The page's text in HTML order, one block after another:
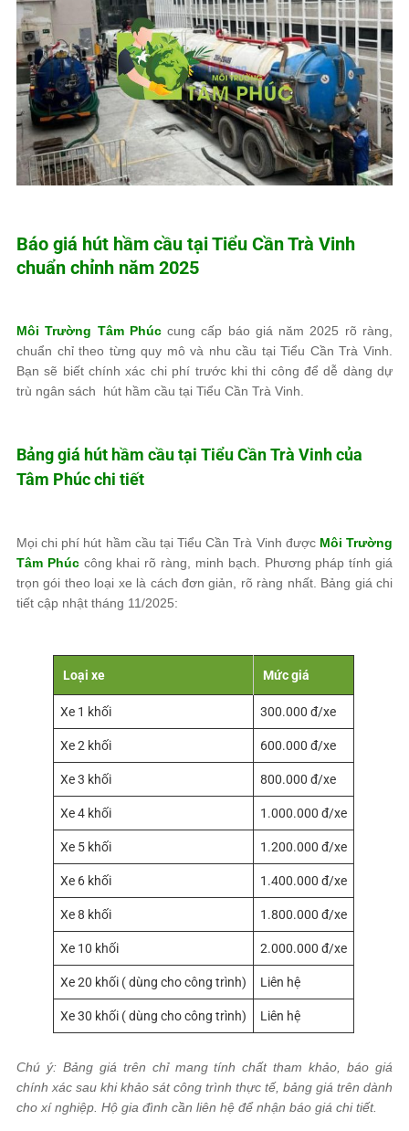
Báo giá hút hầm cầu tại Tiểu Cần Trà Vinh
chuẩn chỉnh năm 2025
Môi Trường Tâm Phúccung cấp báo giá năm 2025 rõ ràng,
chuẩn chỉ theo từng quy mô và nhu cầu tại Tiểu Cần Trà Vinh.
Bạn sẽ biết chính xác chi phí trước khi thi công để dễ dàng dự
trù ngân sách hút hầm cầu tại Tiểu Cần Trà Vinh.
Bảng giá hút hầm cầu tại Tiểu Cần Trà Vinh của
Tâm Phúcchi tiết
Mọi chi phí hút hầm cầu tại Tiểu Cần Trà Vinh được Môi Trường
Tâm Phúccông khai rõ ràng, minh bạch. Phương pháp tính giá
trọn gói theo loại xe là cách đơn giản, rõ ràng nhất. Bảng giá chi
tiết cập nhật tháng 11/2025:
Loại xe Mức giá
Xe 1 khối 300.000 đ/xe
Xe 2 khối 600.000 đ/xe
Xe 3 khối 800.000 đ/xe
Xe 4 khối 1.000.000 đ/xe
Xe 5 khối 1.200.000 đ/xe
Xe 6 khối 1.400.000 đ/xe
Xe 8 khối 1.800.000 đ/xe
Xe 10 khối 2.000.000 đ/xe
Xe 20 khối ( dùng cho công trình) Liên hệ
Xe 30 khối ( dùng cho công trình) Liên hệ
Chú ý: Bảng giá trên chỉ mang tính chất tham khảo, báo giá
chính xác sau khi khảo sát công trình thực tế, bảng giá trên dành
cho xí nghiệp. Hộ gia đình cần liên hệ để nhận báo giá chi tiết.